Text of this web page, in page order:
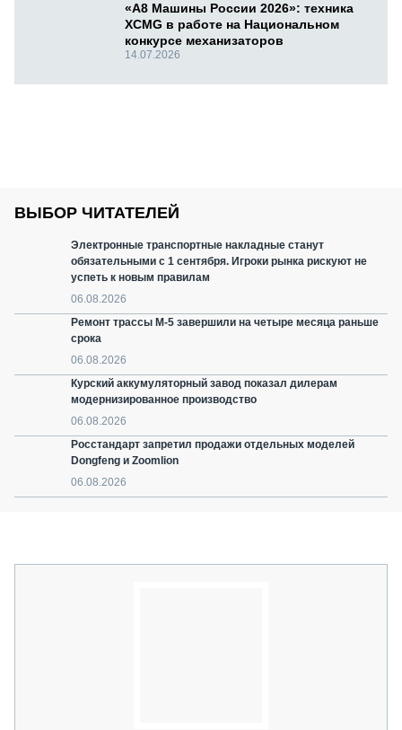
«А8 Машины России 2026»: техника
XCMG в работе на Национальном
конкурсе механизаторов
14.07.2026
ВЫБОР ЧИТАТЕЛЕЙ
Электронные транспортные накладные станут
обязательными с 1 сентября. Игроки рынка рискуют не
успеть к новым правилам
06.08.2026
Ремонт трассы М-5 завершили на четыре месяца раньше
срока
06.08.2026
Курский аккумуляторный завод показал дилерам
модернизированное производство
06.08.2026
Росстандарт запретил продажи отдельных моделей
Dongfeng и Zoomlion
06.08.2026